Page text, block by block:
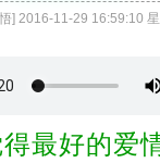
] 2016-11-29 16:59:10
最好的爱